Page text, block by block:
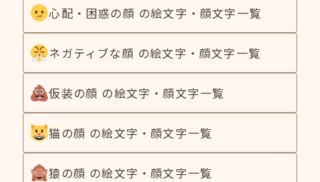
心配・困惑の顔 の絵文字・顔文字一覧
ネガティブな顔 の絵文字・顔文字一覧
仮装の顔 の絵文字・顔文字一覧
猫の顔 の絵文字・顔文字一覧
猿の顔 の絵文字・顔文字一覧